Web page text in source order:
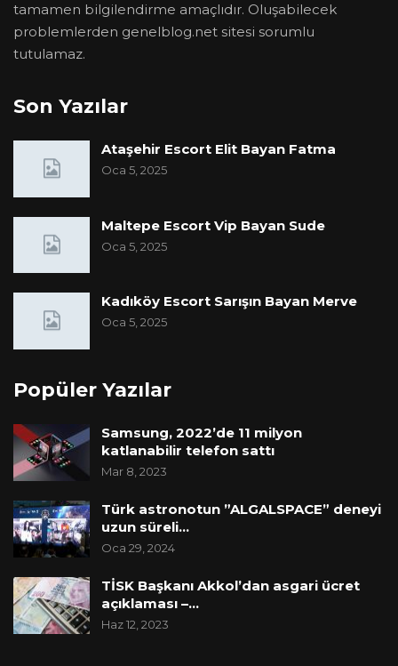
tamamen bilgilendirme amaçlıdır. Oluşabilecek
problemlerden genelblog.net sitesi sorumlu
tutulamaz.
Son Yazılar
Ataşehir Escort Elit Bayan Fatma
Oca 5, 2025
Maltepe Escort Vip Bayan Sude
Oca 5, 2025
Kadıköy Escort Sarışın Bayan Merve
Oca 5, 2025
Popüler Yazılar
Samsung, 2022’de 11 milyon
katlanabilir telefon sattı
Mar 8, 2023
Türk astronotun ”ALGALSPACE” deneyi
uzun süreli…
Oca 29, 2024
TİSK Başkanı Akkol’dan asgari ücret
açıklaması –…
Haz 12, 2023